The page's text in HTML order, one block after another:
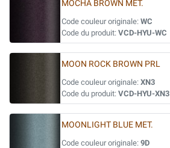
MOCHA BROWN MET.
Code couleur originale: WC
Code du produit: VCD-HYU-WC
MOON ROCK BROWN PRL
Code couleur originale: XN3
Code du produit: VCD-HYU-XN3
MOONLIGHT BLUE MET.
Code couleur originale: 9D